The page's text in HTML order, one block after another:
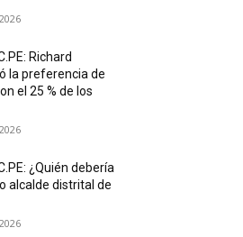
Richard
la preferencia de
el 25 % de los
¿Quién debería
alcalde distrital de